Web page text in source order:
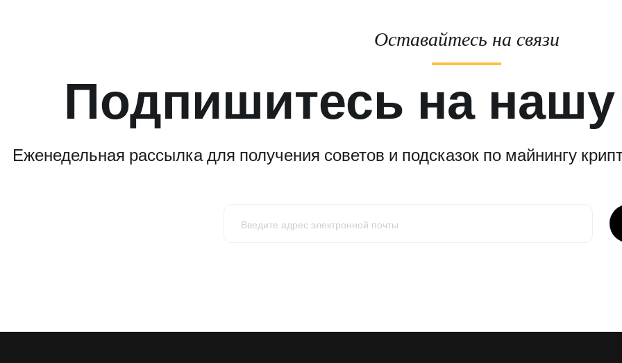
Оставайтесь на связи
Подпишитесь на
Еженедельная рассылка для получения советов и подсказок по майнингу